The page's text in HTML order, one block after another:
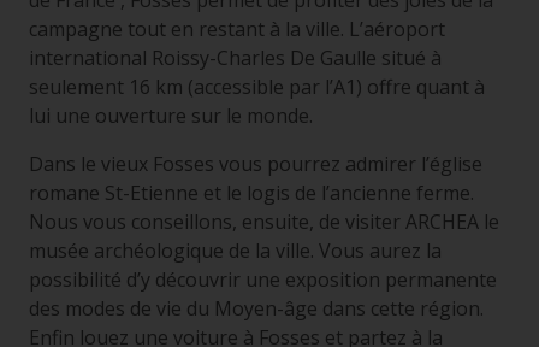
campagne tout en restant à la ville. L’aéroport
international Roissy-Charles De Gaulle situé à
seulement 16 km (accessible par l’A1) offre quant à
lui une ouverture sur le monde.
Dans le vieux Fosses vous pourrez admirer l’église
romane St-Etienne et le logis de l’ancienne ferme.
Nous vous conseillons, ensuite, de visiter ARCHEA le
musée archéologique de la ville. Vous aurez la
possibilité d’y découvrir une exposition permanente
des modes de vie du Moyen-âge dans cette région.
Enfin louez une voiture à Fosses et partez à la